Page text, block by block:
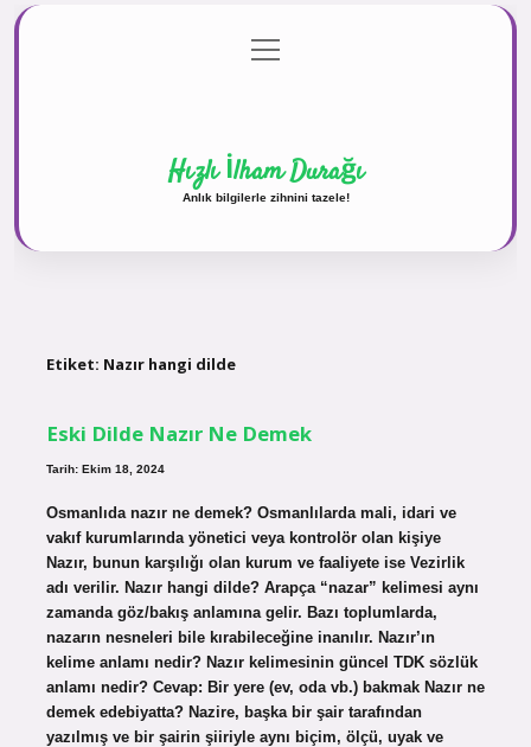
Gizlilik Politikası
menüyü
aç
Hızlı İlham Durağı
Anlık bilgilerle zihnini tazele!
Etiket: Nazır hangi dilde
Eski Dilde Nazır Ne Demek
Tarih: Ekim 18, 2024
Osmanlıda nazır ne demek? Osmanlılarda mali, idari ve
vakıf kurumlarında yönetici veya kontrolör olan kişiye
Nazır, bunun karşılığı olan kurum ve faaliyete ise Vezirlik
adı verilir. Nazır hangi dilde? Arapça “nazar” kelimesi aynı
zamanda göz/bakış anlamına gelir. Bazı toplumlarda,
nazarın nesneleri bile kırabileceğine inanılır. Nazır’ın
kelime anlamı nedir? Nazır kelimesinin güncel TDK sözlük
anlamı nedir? Cevap: Bir yere (ev, oda vb.) bakmak Nazır ne
demek edebiyatta? Nazire, başka bir şair tarafından
yazılmış ve bir şairin şiiriyle aynı biçim, ölçü, uyak ve